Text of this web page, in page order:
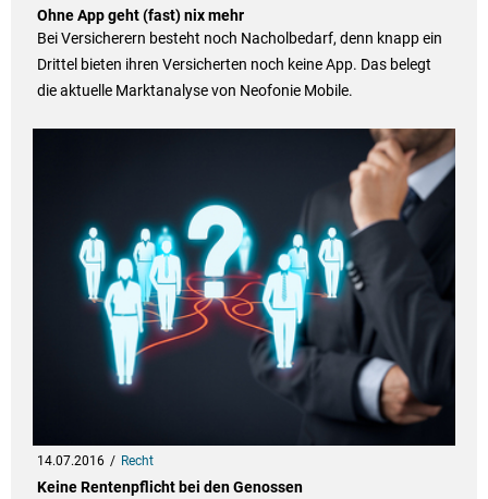
Ohne App geht (fast) nix mehr
Bei Versicherern besteht noch Nacholbedarf, denn knapp ein
Drittel bieten ihren Versicherten noch keine App. Das belegt
die aktuelle Marktanalyse von Neofonie Mobile.
14.07.2016 Recht
Keine Rentenpflicht bei den Genossen